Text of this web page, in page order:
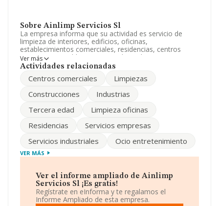
Sobre Ainlimp Servicios Sl
La empresa informa que su actividad es servicio de
limpieza de interiores, edificios, oficinas,
establecimientos comerciales, residencias, centros
sanitarios y establecimientos industriales. otros. La
sociedad está inscrita en el Registro Mercantil como
general de edificios' con código 8121. No realiza
empleados y teniendo en cuenta la información
empleados por encima de la media de sector.
Dentro del ranking de empresas elaborado por
INFORMA, atendiendo a los niveles de facturación de la
compañía, se destaca que: en 2025 la empresa ha
922 al 916. Antes de la compañía, en el ranking del
sector, están empresas como:
Construcciones y Mantenimientos San Juan S.L
Gestión y Multiservicios Ambientales S.L
Ver más
Actividades relacionadas
Centros comerciales
Limpiezas
Construcciones
Industrias
Tercera edad
Limpieza oficinas
Residencias
Servicios empresas
Servicios industriales
Ocio entretenimiento
VER MÁS
Ver el informe ampliado de Ainlimp
Servicios Sl ¡Es gratis!
Regístrate en eInforma y te regalamos el
Informe Ampliado de esta empresa.